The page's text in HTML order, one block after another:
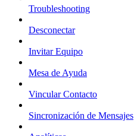
Troubleshooting
Desconectar
Invitar Equipo
Mesa de Ayuda
Vincular Contacto
Sincronización de Mensajes